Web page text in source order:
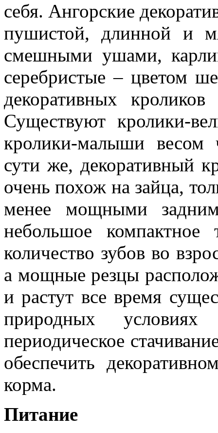
себя. Ангорские
пушистой, длинной и
смешными ушами,
серебристые – цветом
декоративных кроликов
Существуют кролики-
кролики-малыши
сути же, декоративный
очень похож на зайца,
менее мощными
небольшое компактное
количество зубов во
а мощные резцы
и растут все время
природных условиях
периодическое
обеспечить
корма.
Питание